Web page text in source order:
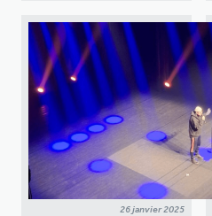
26 janvier 2025